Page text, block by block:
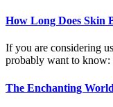
How Long Does Skin
If you are considering
probably want to
The Enchanting